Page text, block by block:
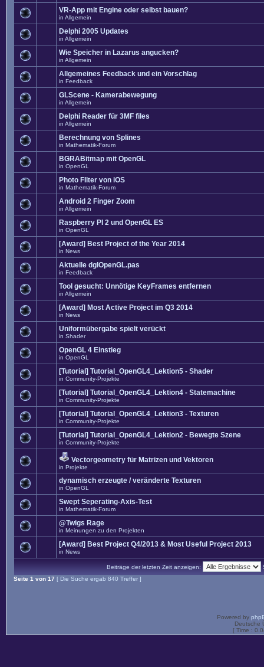
VR-App mit Engine oder selbst bauen?
in Allgemein
Delphi 2005 Updates
in Allgemein
Wie Speicher in Lazarus angucken?
in Allgemein
Allgemeines Feedback und ein Vorschlag
in Feedback
GLScene - Kamerabewegung
in Allgemein
Delphi Reader für 3MF files
in Allgemein
Berechnung von Splines
in Mathematik-Forum
BGRABitmap mit OpenGL
in OpenGL
Photo FIlter von iOS
in Mathematik-Forum
Android 2 Finger Zoom
in Allgemein
Raspberry PI 2 und OpenGL ES
in OpenGL
[Award] Best Project of the Year 2014
in News
Aktuelle dglOpenGL.pas
in Feedback
Tool gesucht: Unnötige KeyFrames entfernen
in Allgemein
[Award] Most Active Project im Q3 2014
in News
Uniformübergabe spielt verückt
in Shader
OpenGL 4 Einstieg
in OpenGL
[Tutorial] Tutorial_OpenGL4_Lektion5 - Shader
in Community-Projekte
[Tutorial] Tutorial_OpenGL4_Lektion4 - Statemachine
in Community-Projekte
[Tutorial] Tutorial_OpenGL4_Lektion3 - Texturen
in Community-Projekte
[Tutorial] Tutorial_OpenGL4_Lektion2 - Bewegte Szene
in Community-Projekte
Vectorgeometry für Matrizen und Vektoren
in Projekte
dynamisch erzeugte / veränderte Texturen
in OpenGL
Swept Seperating-Axis-Test
in Mathematik-Forum
@Twigs Rage
in Meinungen zu den Projekten
[Award] Best Project Q4/2013 & Most Useful Project 2013
in News
Beiträge der letzten Zeit anzeigen:
Seite 1 von 17 [ Die Suche ergab 840 Treffer ]
Powered by
Deutsche
[ Time :